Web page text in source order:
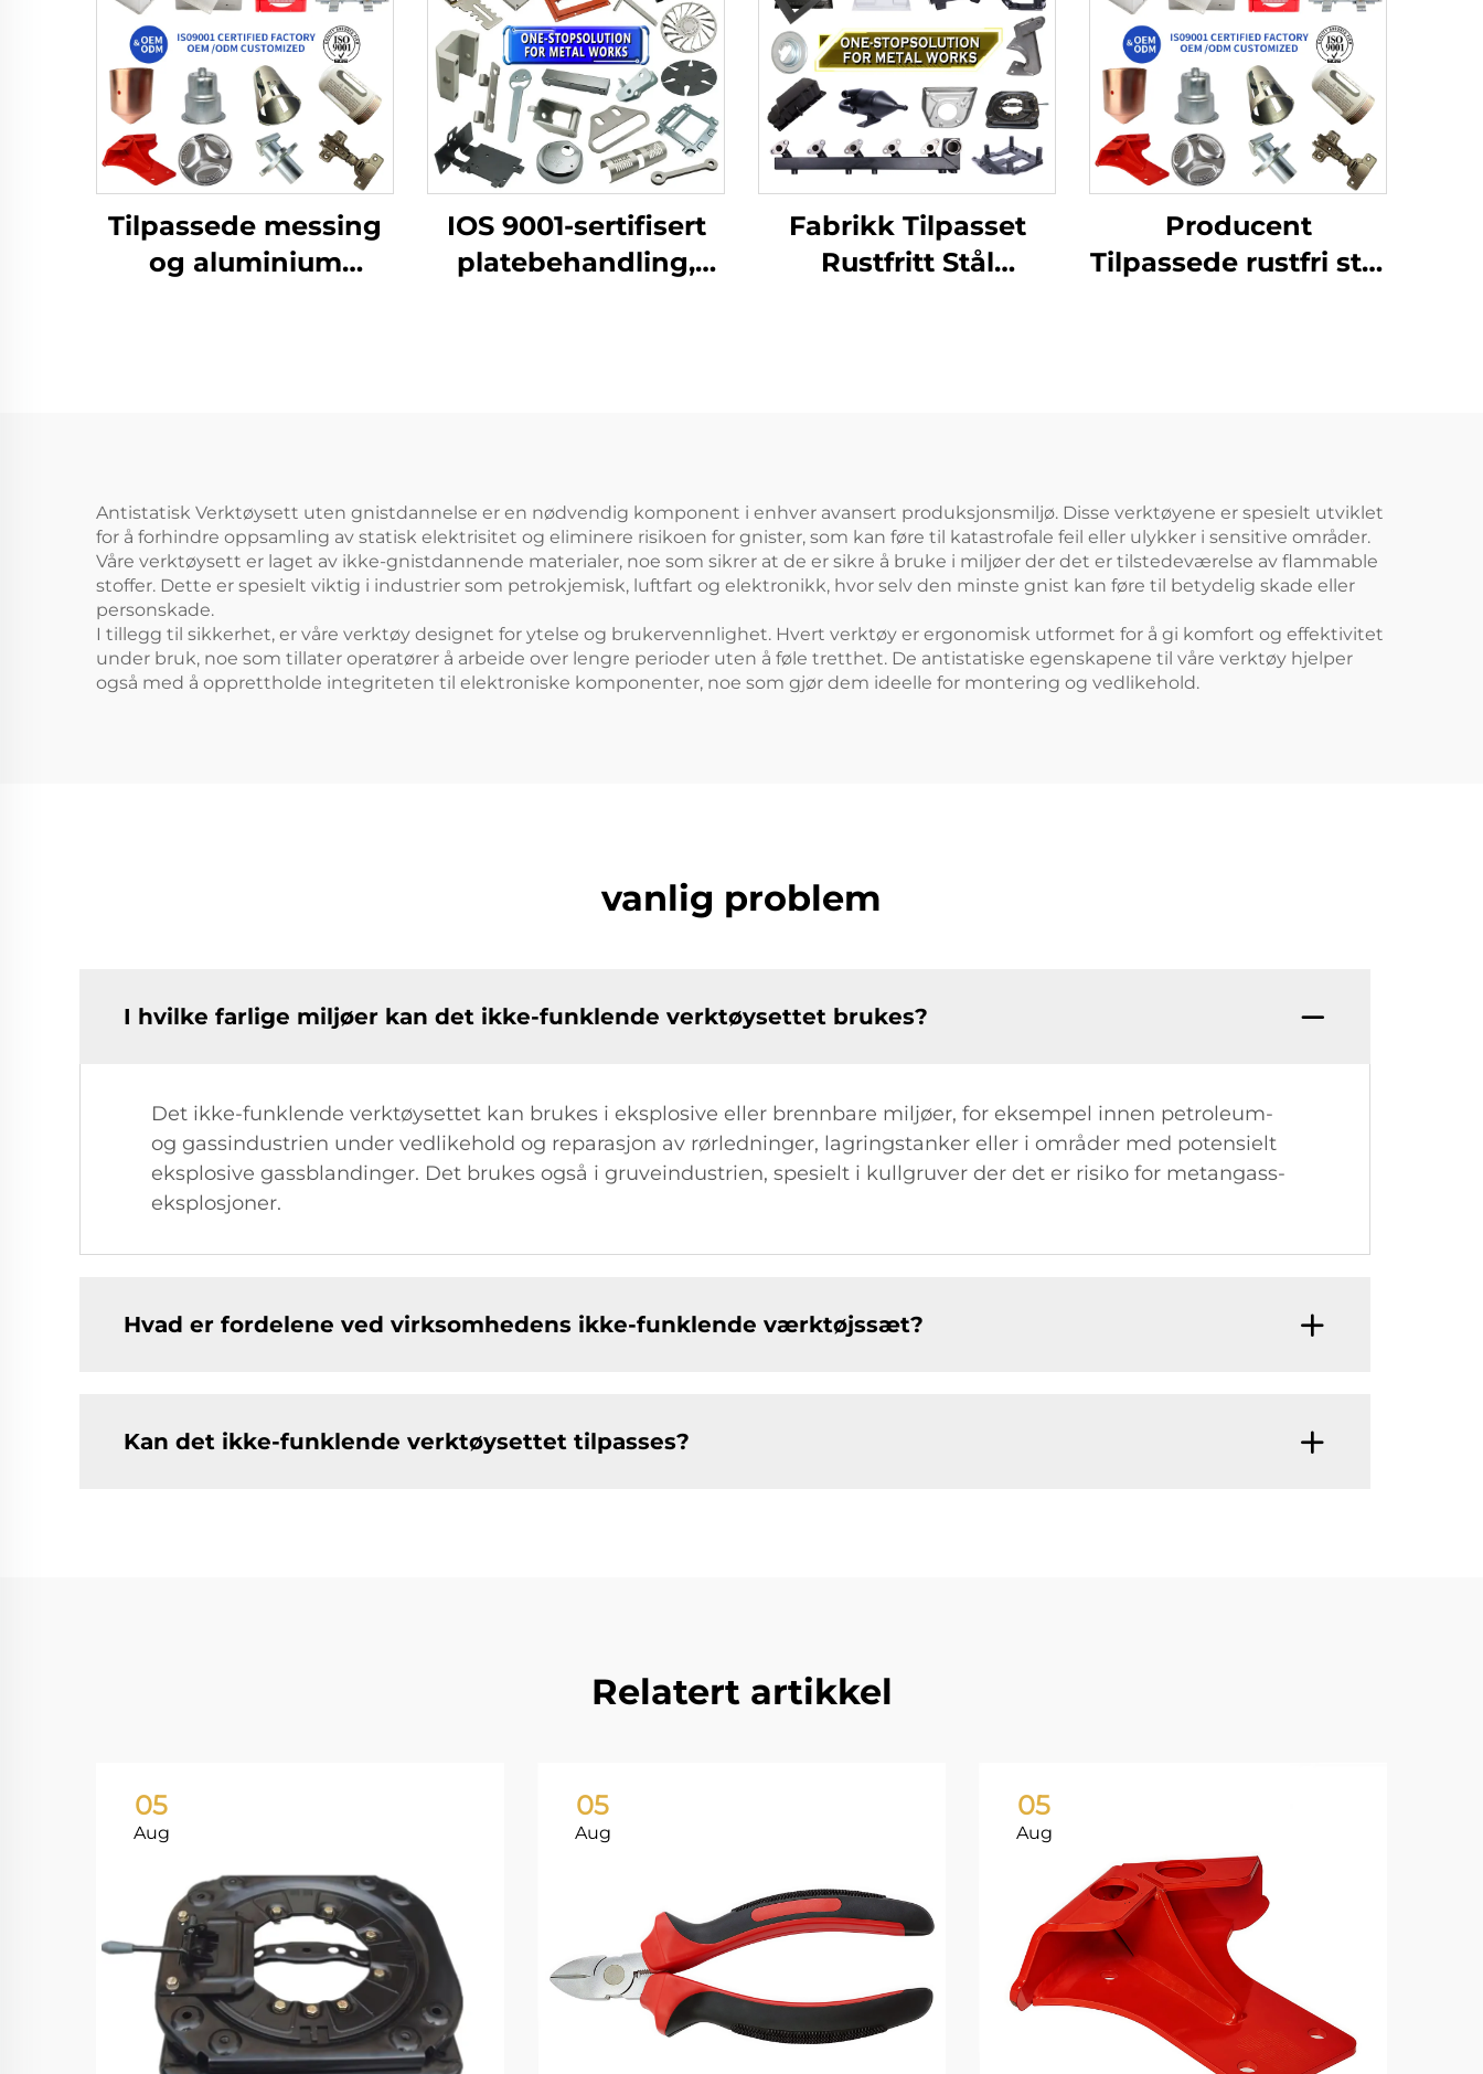
Tilpassede messing
og aluminium
IOS 9001-sertifisert
platebehandling,
Fabrikk Tilpasset
Rustfritt Stål
Producent
Tilpassede rustfri stål
Antistatisk Verktøysett uten gnistdannelse er en nødvendig komponent i enhver avansert produksjonsmiljø. Disse verktøyene er spesielt utviklet
for å forhindre oppsamling av statisk elektrisitet og eliminere risikoen for gnister, som kan føre til katastrofale feil eller ulykker i sensitive områder.
Våre verktøysett er laget av ikke-gnistdannende materialer, noe som sikrer at de er sikre å bruke i miljøer der det er tilstedeværelse av flammable
stoffer. Dette er spesielt viktig i industrier som petrokjemisk, luftfart og elektronikk, hvor selv den minste gnist kan føre til betydelig skade eller
personskade.
I tillegg til sikkerhet, er våre verktøy designet for ytelse og brukervennlighet. Hvert verktøy er ergonomisk utformet for å gi komfort og effektivitet
under bruk, noe som tillater operatører å arbeide over lengre perioder uten å føle tretthet. De antistatiske egenskapene til våre verktøy hjelper
også med å opprettholde integriteten til elektroniske komponenter, noe som gjør dem ideelle for montering og vedlikehold.
vanlig problem
I hvilke farlige miljøer kan det ikke-funklende verktøysettet brukes?
Det ikke-funklende verktøysettet kan brukes i eksplosive eller brennbare miljøer, for eksempel innen petroleum-
og gassindustrien under vedlikehold og reparasjon av rørledninger, lagringstanker eller i områder med potensielt
eksplosive gassblandinger. Det brukes også i gruveindustrien, spesielt i kullgruver der det er risiko for metangass-
eksplosjoner.
Hvad er fordelene ved virksomhedens ikke-funklende værktøjssæt?
Kan det ikke-funklende verktøysettet tilpasses?
Relatert artikkel
05
Aug
05
Aug
05
Aug